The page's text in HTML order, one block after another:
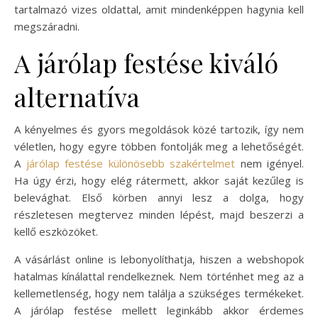
tartalmazó vizes oldattal, amit mindenképpen hagynia kell
megszáradni.
A járólap festése kiváló
alternatíva
A kényelmes és gyors megoldások közé tartozik, így nem
véletlen, hogy egyre többen fontolják meg a lehetőségét.
A járólap festése különösebb szakértelmet nem igényel.
Ha úgy érzi, hogy elég rátermett, akkor saját kezűleg is
belevághat. Első körben annyi lesz a dolga, hogy
részletesen megtervez minden lépést, majd beszerzi a
kellő eszközöket.
A vásárlást online is lebonyolíthatja, hiszen a webshopok
hatalmas kínálattal rendelkeznek. Nem történhet meg az a
kellemetlenség, hogy nem találja a szükséges termékeket.
A járólap festése mellett leginkább akkor érdemes